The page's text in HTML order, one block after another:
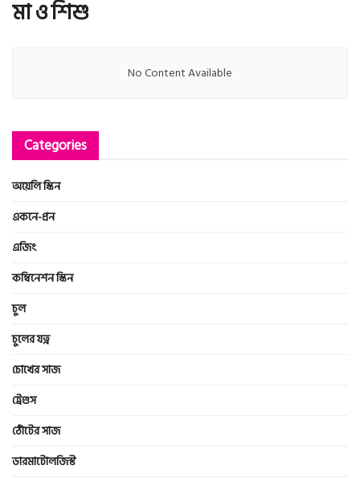
মা ও শিশু
No Content Available
Categories
অয়েলি স্কিন
একনে-প্রন
এজিং
কম্বিনেশন স্কিন
চুল
চুলের যত্ন
চোখের সাজ
ট্রেণ্ডস
ঠোঁটের সাজ
ডারমাটোলজিস্ট